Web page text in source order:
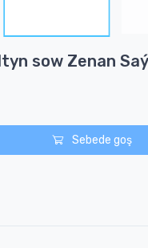
sow Zenan
Sebede goş